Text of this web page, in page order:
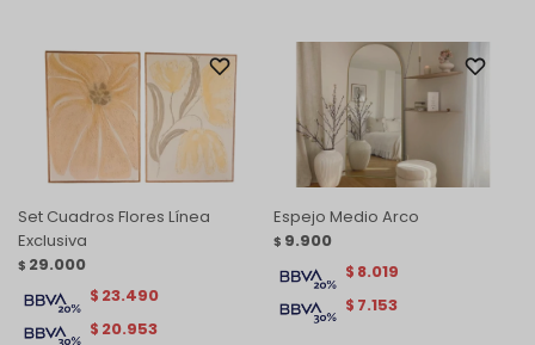
Set Cuadros Flores Línea
Exclusiva
$ 29.000
$ 20.953
$ 23.490
Espejo Medio Arco
$ 9.900
$ 7.153
$ 8.019